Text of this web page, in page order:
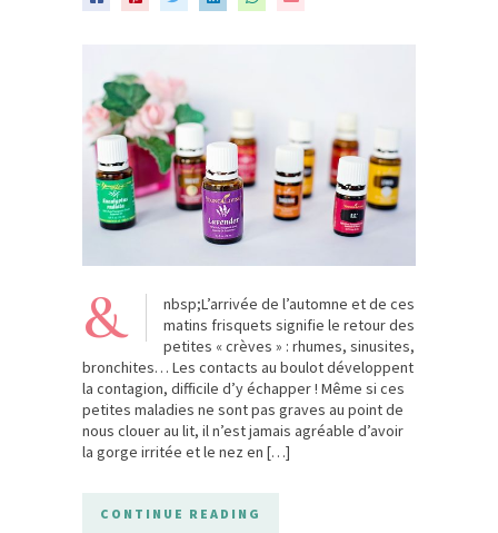
&
nbsp;L’arrivée de l’automne et de ces
matins frisquets signifie le retour des
petites « crèves » : rhumes, sinusites,
bronchites… Les contacts au boulot développent
la contagion, difficile d’y échapper ! Même si ces
petites maladies ne sont pas graves au point de
nous clouer au lit, il n’est jamais agréable d’avoir
la gorge irritée et le nez en […]
CONTINUE READING